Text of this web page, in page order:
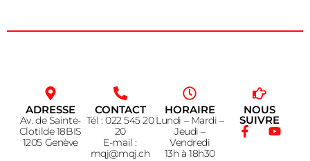
ADRESSE
Av. de Sainte-
Clotilde 18BIS
1205 Genève
CONTACT
Tél : 022 545 20
20
E-mail :
mqj@mqj.ch
HORAIRE
Lundi – Mardi –
Jeudi –
Vendredi
13h à 18h30
NOUS
SUIVRE